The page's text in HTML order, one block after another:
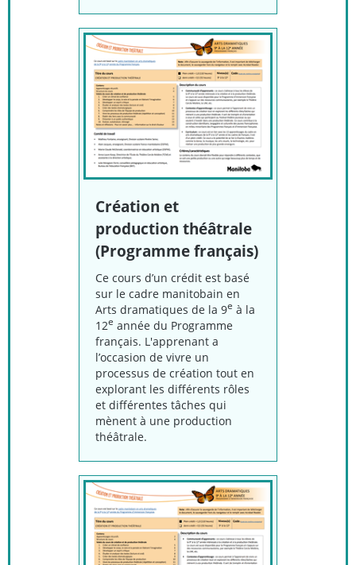
Création et
production théâtrale
(Programme français)
Ce cours d’un crédit est basé
sur le cadre manitobain en
Arts dramatiques de la 9e à la
12e année du Programme
français. L'apprenant a
l’occasion de vivre un
processus de création tout en
explorant les différents rôles
et différentes tâches qui
mènent à une production
théâtrale.